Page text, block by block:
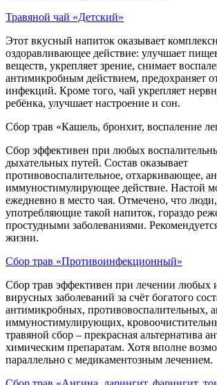
Травяной чай «Детский»
Этот вкусный напиток оказывает
оздоравливающее действие: улучшает
веществ, укрепляет зрение, снимает
антимикробным действием, предохраняет
инфекций. Кроме того, чай укрепляет
ребёнка, улучшает настроение и сон.
Сбор трав «Кашель, бронхит, воспаление
Сбор эффективен при любых
дыхательных путей. Состав оказывает
противовоспалительное, отхаркивающее,
иммуностимулирующее действие. Настой
ежедневно в место чая. Отмечено, что
употребляющие такой напиток, гораздо
простудными заболеваниями.
жизни.
Сбор трав «Противоинфекционный»
Сбор трав эффективен при лечении любых
вирусных заболеваний за счёт богатого
антимикробных, противовоспалительных,
иммуностимулирующих,
травяной сбор – прекрасная альтернатива
химическим препаратам. Хотя вполне
параллельно с медикаментозным лечением.